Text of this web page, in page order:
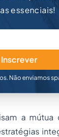
essenciais!
Inscrever
Não enviamos
a